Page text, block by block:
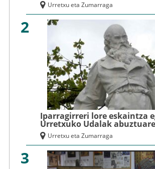
Urretxu eta Zumarraga
2
Iparragirreri lore eskaintza
Urretxuko Udalak
Urretxu eta Zumarraga
3